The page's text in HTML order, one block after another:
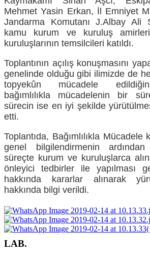
Mehmet Yasin Erkan, İl Emniyet
Jandarma Komutanı J.Albay Ali
kamu kurum ve kuruluş
kuruluşlarının temsilcileri katıldı.
Toplantının açılış konuşmasını
genelinde olduğu gibi ilimizde de
topyekûn mücadele
bağımlılıkla mücadelenin bir
sürecin ise en iyi şekilde
etti.
Toplantıda, Bağımlılıkla Mücadele
genel bilgilendirmenin
süreçte kurum ve kuruluşlarca
önleyici tedbirler ile yapılması
hakkında kararlar alınarak
hakkında bilgi verildi.
LAB.